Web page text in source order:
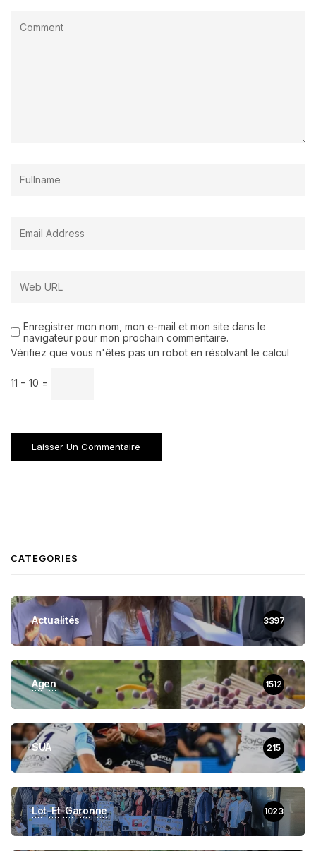
Enregistrer mon nom, mon e-mail et mon site dans le
navigateur pour mon prochain commentaire.
Vérifiez que vous n'êtes pas un robot en résolvant le calcul
11 − 10 =
CATEGORIES
Actualités 3397
Agen 1512
SUA 215
Lot-Et-Garonne 1023